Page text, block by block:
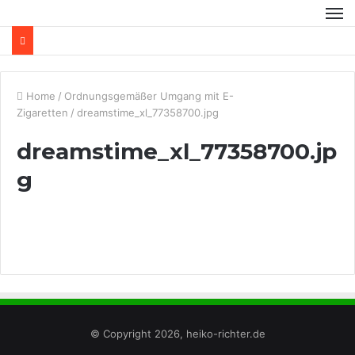
Home / Ordnungsgemäßer Umgang mit E-
Zigaretten / dreamstime_xl_77358700.jpg
dreamstime_xl_77358700.jp
g
© Copyright 2026, heiko-richter.de